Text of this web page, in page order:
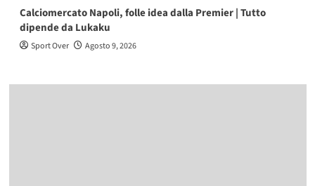
Calciomercato Napoli, folle idea dalla Premier | Tutto
dipende da Lukaku
Sport Over Agosto 9, 2026